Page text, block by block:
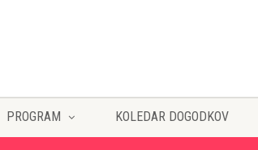
PROGRAM KOLEDAR DOGODKOV